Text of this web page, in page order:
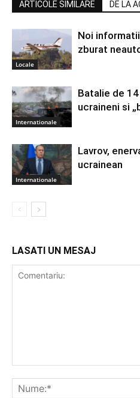
ARTICOLE SIMILARE DE LA
Locale
Noi
zburat
Internationale
Batalie de
ucraineni si
Internationale
Lavrov,
ucrainean
LASATI UN MESAJ